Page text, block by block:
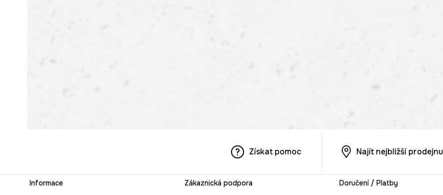
Získat pomoc Najít nejbližší prodejnu
Informace Zákaznická podpora Doručení / Platby